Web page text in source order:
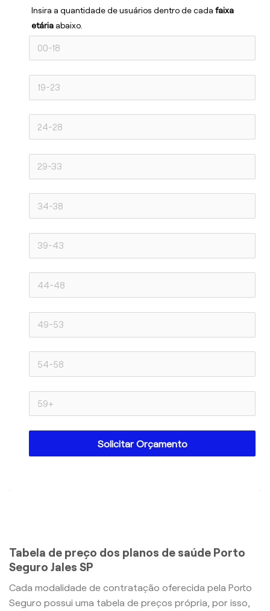
Insira a quantidade de usuários dentro de cada faixa
etária abaixo.
Solicitar Orçamento
Tabela de preço dos planos de saúde Porto
Seguro Jales SP
Cada modalidade de contratação oferecida pela Porto
Seguro possui uma tabela de preços própria, por isso,